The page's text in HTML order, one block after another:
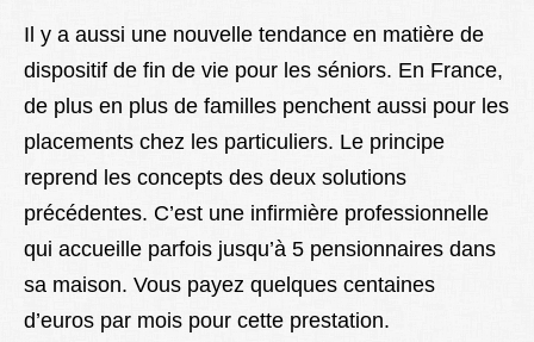
Il y a aussi une nouvelle tendance en matière de
dispositif de fin de vie pour les séniors. En France,
de plus en plus de familles penchent aussi pour les
placements chez les particuliers. Le principe
reprend les concepts des deux solutions
précédentes. C’est une infirmière professionnelle
qui accueille parfois jusqu’à 5 pensionnaires dans
sa maison. Vous payez quelques centaines
d’euros par mois pour cette prestation.